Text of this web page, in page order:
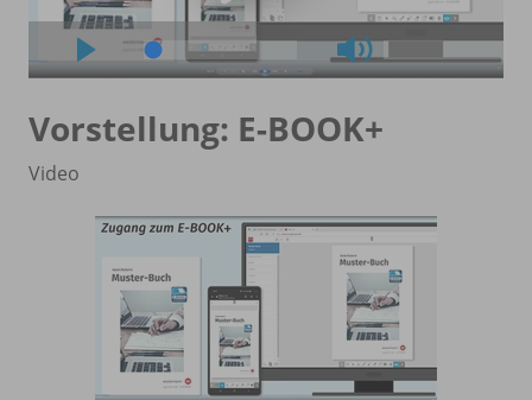
Vorstellung: E-BOOK+
Video